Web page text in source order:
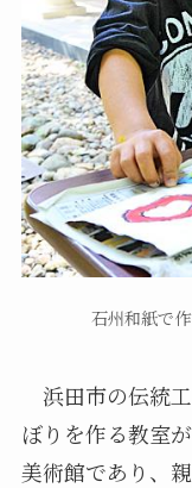
石州和紙で
浜田市の伝統
ぼりを作る教室
美術館であり、